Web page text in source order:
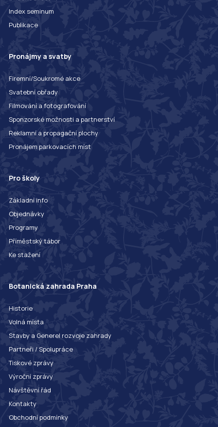
Index seminum
Publikace
Pronájmy a svatby
Firemní/Soukromé akce
Svatební obřady
Filmování a fotografování
Sponzorské možnosti a partnerství
Reklamní a propagační plochy
Pronájem parkovacích míst
Pro školy
Základní info
Objednávky
Programy
Příměstský tábor
Ke stažení
Botanická zahrada Praha
Historie
Volná místa
Stavby a Generel rozvoje zahrady
Partneři / Spolupráce
Tiskové zprávy
Výroční zprávy
Návštěvní řád
Kontakty
Obchodní podmínky